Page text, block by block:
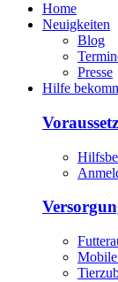
Home
Neuigkeiten
Blog
Presse
Hilfe